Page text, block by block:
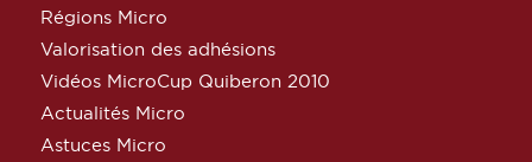
Régions Micro
Valorisation des adhésions
Vidéos MicroCup Quiberon 2010
Actualités Micro
Astuces Micro